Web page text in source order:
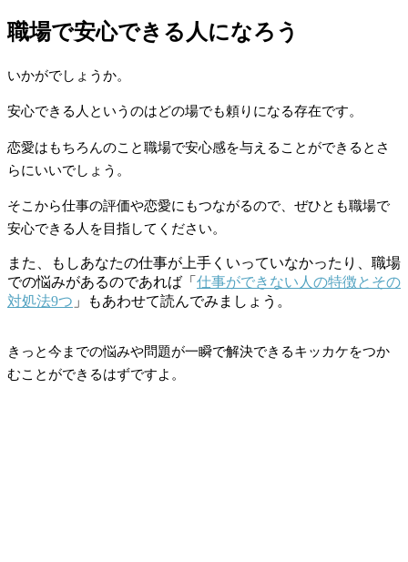
職場で安心できる人になろう
いかがでしょうか。
安心できる人というのはどの場でも頼りになる存在です。
恋愛はもちろんのこと職場で安心感を与えることができるとさ
らにいいでしょう。
そこから仕事の評価や恋愛にもつながるので、ぜひとも職場で
安心できる人を目指してください。
また、もしあなたの仕事が上手くいっていなかったり、職場
での悩みがあるのであれば「 仕事ができない人の特徴とその
対処法9つ 」もあわせて読んでみましょう。
きっと今までの悩みや問題が一瞬で解決できるキッカケをつか
むことができるはずですよ。